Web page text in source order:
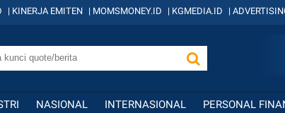
| KINERJA EMITEN | MOMSMONEY.ID | KGMEDIA.ID |
NASIONAL INTERNASIONAL PERSONAL